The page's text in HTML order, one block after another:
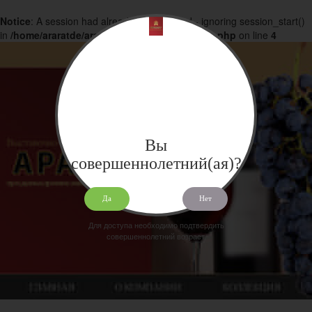
Notice: A session had already been started - ignoring session_start()
in /home/araratde/araratdeg.ru/docs/products.php on line 4
Вы
совершеннолетний(ая)?
Да Нет
Для доступа необходимо подтвердить
совершеннолетний возраст.